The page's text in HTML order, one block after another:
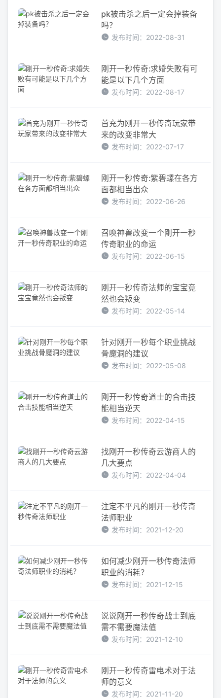
pk被击杀之后一定会掉装备
吗？
发布时间：2022-08-31
刚开一秒传奇:求婚失败有可
能是以下几个方面
发布时间：2022-08-17
首充为刚开一秒传奇玩家带
来的改变非常大
发布时间：2022-07-17
刚开一秒传奇:紫碧螺在各方
面都相当出众
发布时间：2022-06-26
召唤神兽改变一个刚开一秒
传奇职业的命运
发布时间：2022-06-15
刚开一秒传奇法师的宝宝竟
然也会叛变
发布时间：2022-05-14
针对刚开一秒每个职业挑战
骨魔洞的建议
发布时间：2022-05-08
刚开一秒传奇道士的合击技
能相当逆天
发布时间：2022-04-15
找刚开一秒传奇云游商人的
几大要点
发布时间：2022-04-04
注定不平凡的刚开一秒传奇
法师职业
发布时间：2021-12-20
如何减少刚开一秒传奇法师
职业的消耗？
发布时间：2021-12-15
说说刚开一秒传奇战士到底
需不需要魔法值
发布时间：2021-12-10
刚开一秒传奇雷电术对于法
师的意义
发布时间：2021-11-20